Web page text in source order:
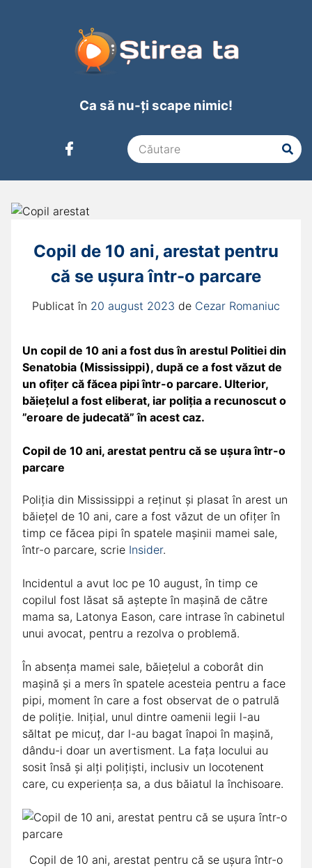
Ca să nu-ți scape nimic!
Copil de 10 ani, arestat pentru
că se ușura într-o parcare
Publicat în 20 august 2023 de Cezar Romaniuc
Un copil de 10 ani a fost dus în arestul Politiei din
Senatobia (Mississippi), după ce a fost văzut de
un ofițer că făcea pipi într-o parcare. Ulterior,
băiețelul a fost eliberat, iar poliția a recunoscut o
”eroare de judecată” în acest caz.
Copil de 10 ani, arestat pentru că se ușura într-o
parcare
Poliția din Mississippi a reținut și plasat în arest un
băiețel de 10 ani, care a fost văzut de un ofițer în
timp ce făcea pipi în spatele mașinii mamei sale,
într-o parcare, scrie Insider.
Incidentul a avut loc pe 10 august, în timp ce
copilul fost lăsat să aștepte în mașină de către
mama sa, Latonya Eason, care intrase în cabinetul
unui avocat, pentru a rezolva o problemă.
În absența mamei sale, băiețelul a coborât din
mașină și a mers în spatele acesteia pentru a face
pipi, moment în care a fost observat de o patrulă
de poliție. Inițial, unul dintre oamenii legii l-au
săltat pe micuț, dar l-au bagat înapoi în mașină,
dându-i doar un avertisment. La fața locului au
sosit însă și alți polițiști, inclusiv un locotenent
care, cu experiența sa, a dus băiatul la închisoare.
Copil de 10 ani, arestat pentru că se ușura într-o